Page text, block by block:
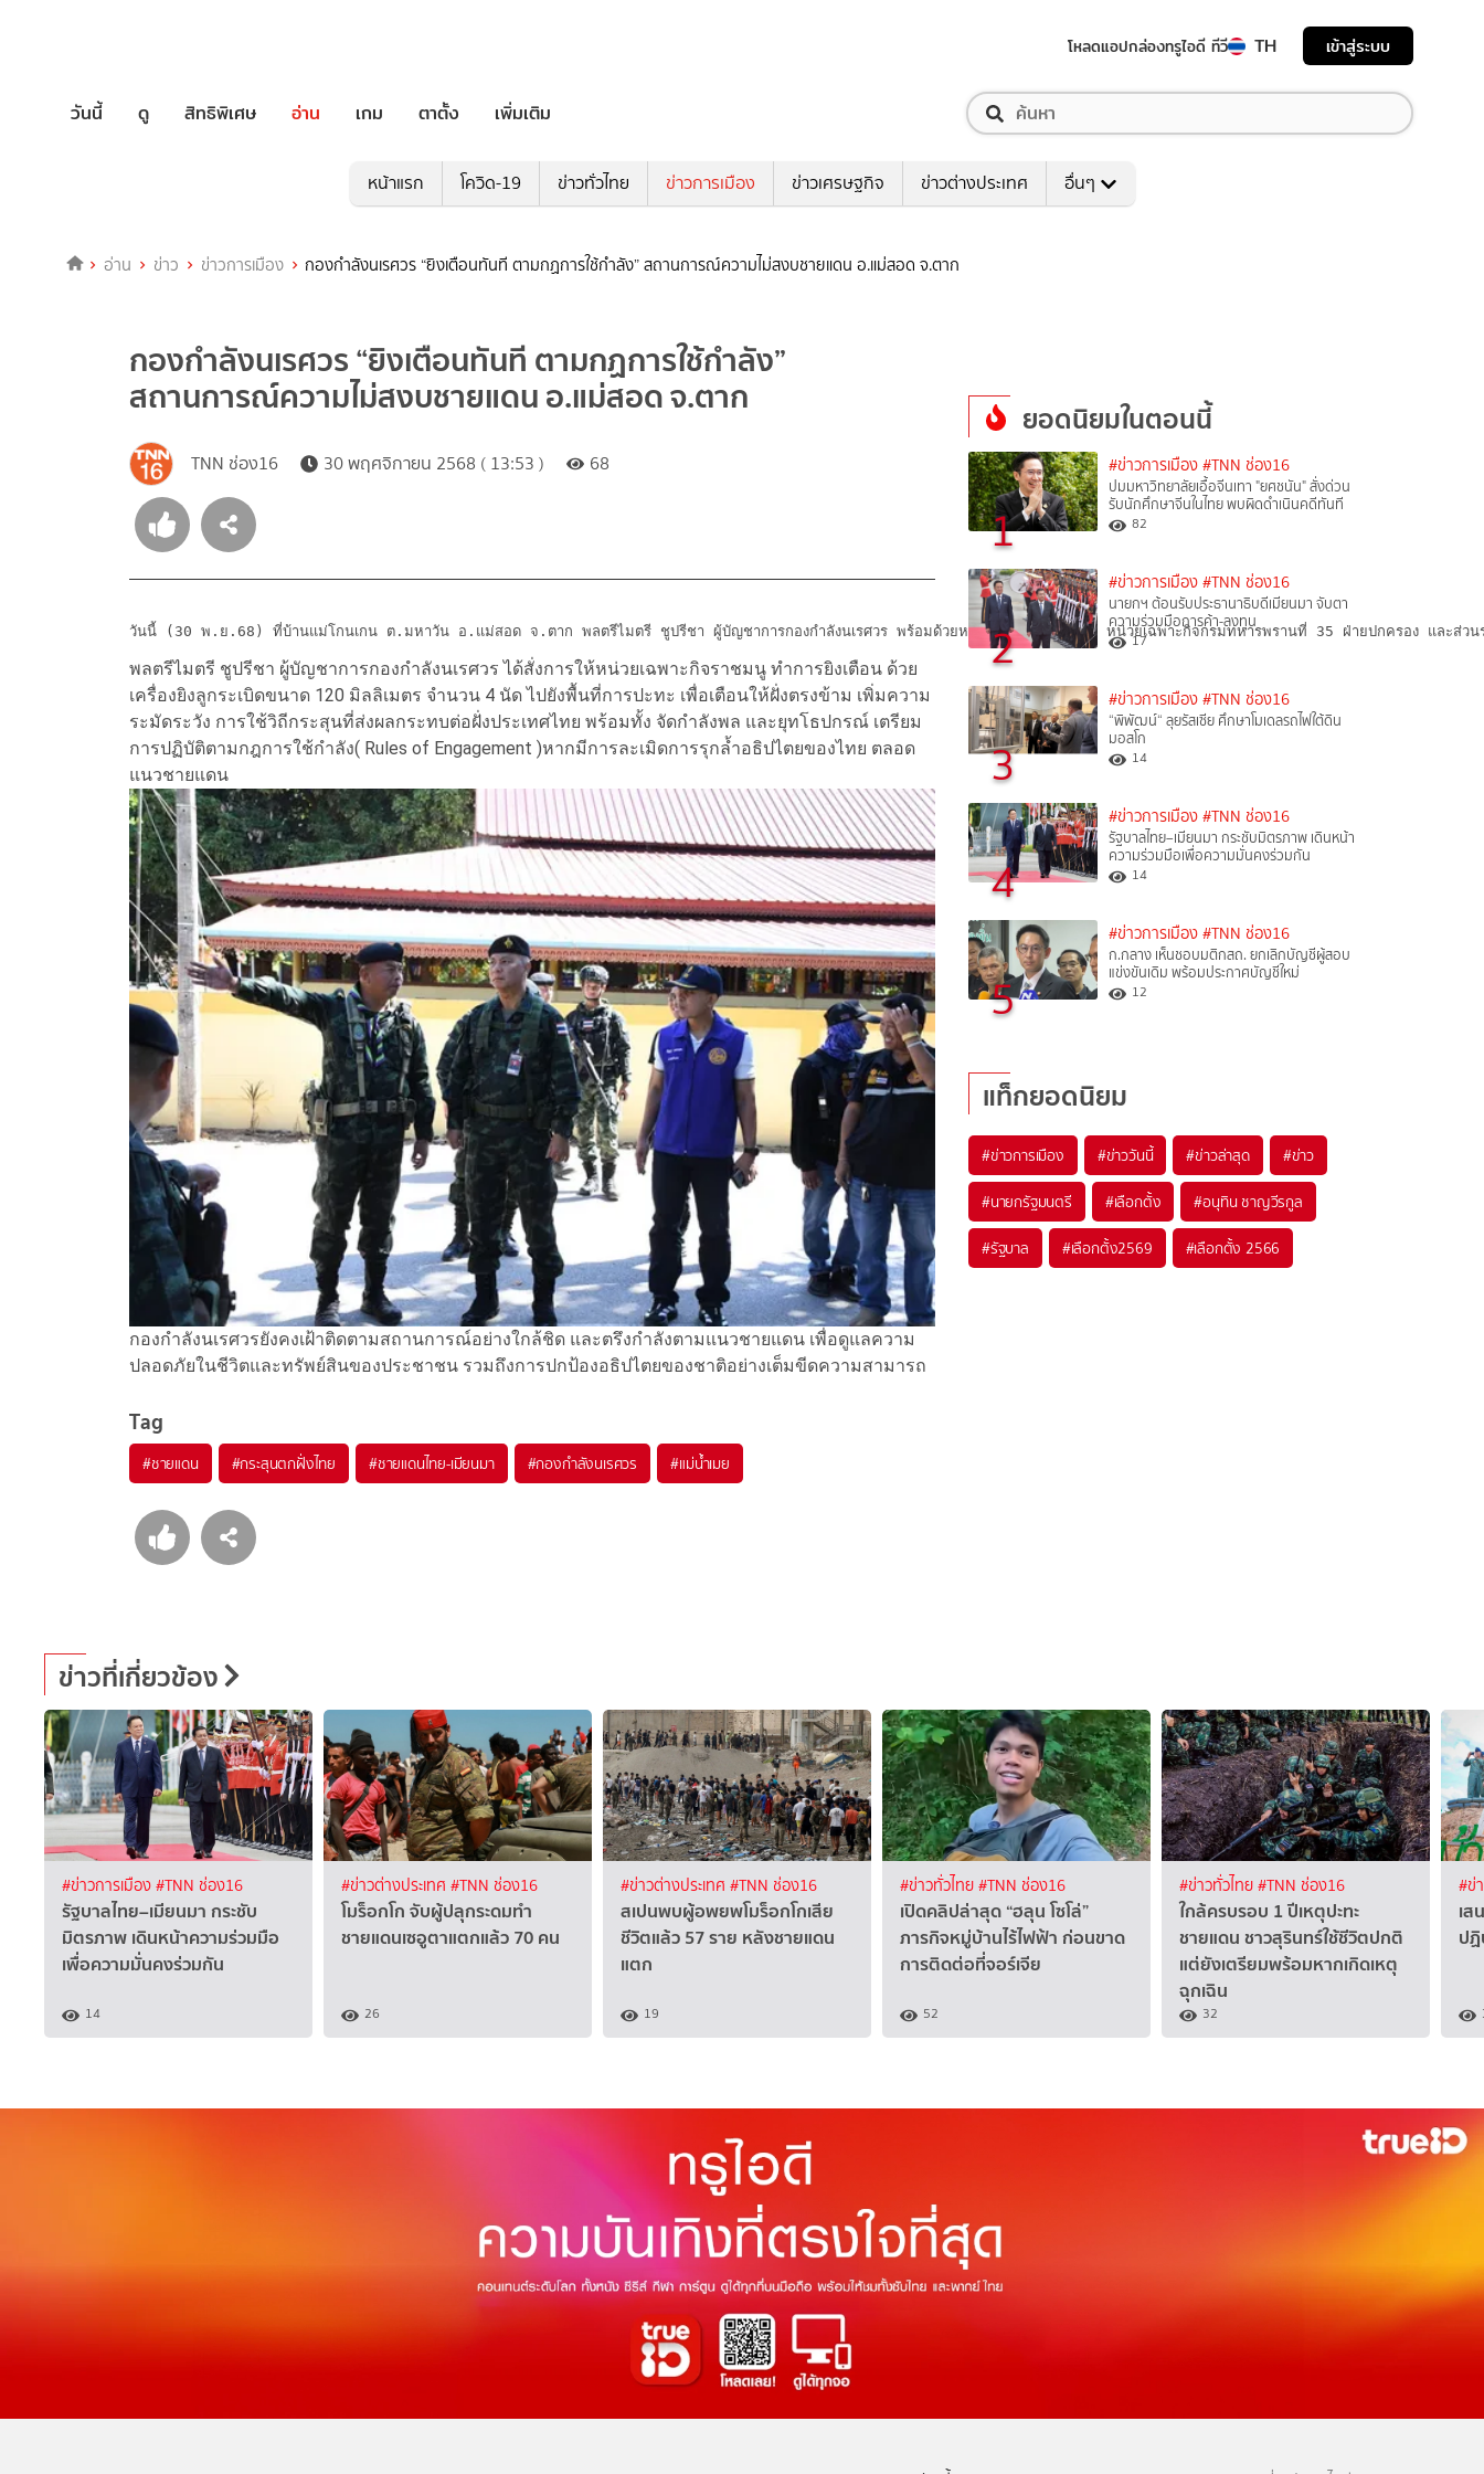
โหลดแอปกล่องทรูไอดี ทีวี TH เข้าสู่ระบบ
วันนี้ ดู สิทธิพิเศษ อ่าน เกม ตาตั้ง เพิ่มเติม
หน้าแรก โควิด-19 ข่าวทั่วไทย ข่าวการเมือง ข่าวเศรษฐกิจ ข่าวต่างประเทศ อื่นๆ
อ่าน ข่าว ข่าวการเมือง กองกำลังนเรศวร “ยิงเตือนทันที ตามกฏการใช้กำลัง” สถานการณ์ความไม่สงบชายแดน อ.แม่สอด จ.ตาก
กองกำลังนเรศวร “ยิงเตือนทันที ตามกฏการใช้กำลัง”
สถานการณ์ความไม่สงบชายแดน อ.แม่สอด จ.ตาก
TNN ช่อง16 30 พฤศจิกายน 2568 ( 13:53 ) 68
วันนี้ (30 พ.ย.68) ที่บ้านแม่โกนเกน ต.มหาวัน อ.แม่สอด จ.ตาก พลตรีไมตรี ชูปรีชา ผู้บัญชาการกองกำลังนเรศวร พร้อมด้วยหน่วยเฉพาะกิจราชมนู หน่วยเฉพาะกิจกรมทหารพรานที่ 35 ฝ่ายปกครอง และส่ว
พลตรีไมตรี ชูปรีชา ผู้บัญชาการกองกำลังนเรศวร ได้สั่งการให้หน่วยเฉพาะกิจราชมนู ทำการยิงเตือน ด้วย
เครื่องยิงลูกระเบิดขนาด 120 มิลลิเมตร จำนวน 4 นัด ไปยังพื้นที่การปะทะ เพื่อเตือนให้ฝั่งตรงข้าม เพิ่มความ
ระมัดระวัง การใช้วิถีกระสุนที่ส่งผลกระทบต่อฝั่งประเทศไทย พร้อมทั้ง จัดกำลังพล และยุทโธปกรณ์ เตรียม
การปฏิบัติตามกฎการใช้กำลัง( Rules of Engagement )หากมีการละเมิดการรุกล้ำอธิปไตยของไทย ตลอด
แนวชายแดน
กองกำลังนเรศวรยังคงเฝ้าติดตามสถานการณ์อย่างใกล้ชิด และตรึงกำลังตามแนวชายแดน เพื่อดูแลความ
ปลอดภัยในชีวิตและทรัพย์สินของประชาชน รวมถึงการปกป้องอธิปไตยของชาติอย่างเต็มขีดความสามารถ
Tag
#ชายแดน #กระสุนตกฝั่งไทย #ชายแดนไทย-เมียนมา #กองกำลังนเรศวร #แม่น้ำเมย
ยอดนิยมในตอนนี้
1
#ข่าวการเมือง #TNN ช่อง16
ปมมหาวิทยาลัยเอื้อจีนเทา "ยศชนัน" สั่งด่วน
รับนักศึกษาจีนในไทย พบผิดดำเนินคดีทันที
82
2
#ข่าวการเมือง #TNN ช่อง16
นายกฯ ต้อนรับประธานาธิบดีเมียนมา จับตา
ความร่วมมือการค้า-ลงทุน
17
3
#ข่าวการเมือง #TNN ช่อง16
“พิพัฒน์“ ลุยรัสเซีย ศึกษาโมเดลรถไฟใต้ดิน
มอสโก
14
4
#ข่าวการเมือง #TNN ช่อง16
รัฐบาลไทย–เมียนมา กระชับมิตรภาพ เดินหน้า
ความร่วมมือเพื่อความมั่นคงร่วมกัน
14
5
#ข่าวการเมือง #TNN ช่อง16
ก.กลาง เห็นชอบมติกสถ. ยกเลิกบัญชีผู้สอบ
แข่งขันเดิม พร้อมประกาศบัญชีใหม่
12
แท็กยอดนิยม
#ข่าวการเมือง #ข่าววันนี้ #ข่าวล่าสุด #ข่าว
#นายกรัฐมนตรี #เลือกตั้ง #อนุทิน ชาญวีรกูล
#รัฐบาล #เลือกตั้ง2569 #เลือกตั้ง 2566
ข่าวที่เกี่ยวข้อง
#ข่าวการเมือง#TNN ช่อง16
รัฐบาลไทย–เมียนมา กระชับ
มิตรภาพ เดินหน้าความร่วมมือ
เพื่อความมั่นคงร่วมกัน
14
#ข่าวต่างประเทศ #TNN ช่อง16
โมร็อกโก จับผู้ปลุกระดมทำ
ชายแดนเซอูตาแตกแล้ว 70 คน
26
#ข่าวต่างประเทศ #TNN ช่อง16
สเปนพบผู้อพยพโมร็อกโกเสีย
ชีวิตแล้ว 57 ราย หลังชายแดน
แตก
19
#ข่าวทั่วไทย#TNN ช่อง16
เปิดคลิปล่าสุด “ฮลุน โซโล่”
ภารกิจหมู่บ้านไร้ไฟฟ้า ก่อนขาด
การติดต่อที่จอร์เจีย
52
#ข่าวทั่วไทย#TNN ช่อง16
ใกล้ครบรอบ 1 ปีเหตุปะทะ
ชายแดน ชาวสุรินทร์ใช้ชีวิตปกติ
แต่ยังเตรียมพร้อมหากเกิดเหตุ
ฉุกเฉิน
32
#ข่
เ
ป